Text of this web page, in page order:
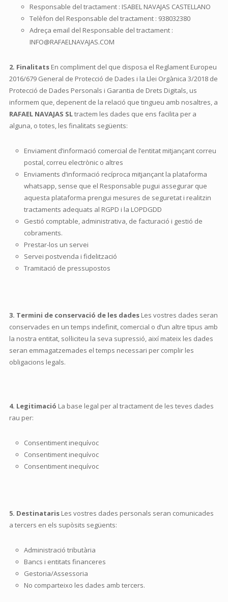
Responsable del tractament : ISABEL NAVAJAS CASTELLANO
Telèfon del Responsable del tractament : 938032380
Adreça email del Responsable del tractament :
INFO@RAFAELNAVAJAS.COM
2. FinalitatsEn compliment del que disposa el Reglament Europeu
2016/679 General de Protecció de Dades i la Llei Orgànica 3/2018 de
Protecció de Dades Personals i Garantia de Drets Digitals, us
informem que, depenent de la relació que tingueu amb nosaltres, a
RAFAEL NAVAJAS SLtractem les dades que ens facilita per a
alguna, o totes, les finalitats següents:
Enviament d’informació comercial de l’entitat mitjançant correu
postal, correu electrònic o altres
Enviaments d’informació recíproca mitjançant la plataforma
whatsapp, sense que el Responsable pugui assegurar que
aquesta plataforma prengui mesures de seguretat i realitzin
tractaments adequats al RGPD i la LOPDGDD
Gestió comptable, administrativa, de facturació i gestió de
cobraments.
Prestar-los un servei
Servei postvenda i fidelització
Tramitació de pressupostos
3. Termini de conservació de les dadesLes vostres dades seran
conservades en un temps indefinit, comercial o d’un altre tipus amb
la nostra entitat, sol·liciteu la seva supressió, així mateix les dades
seran emmagatzemades el temps necessari per complir les
obligacions legals.
4. Legitimació La base legal per al tractament de les teves dades
rau per:
Consentiment inequívoc
Consentiment inequívoc
Consentiment inequívoc
5. DestinatarisLes vostres dades personals seran comunicades
a tercers en els supòsits següents:
Administració tributària
Bancs i entitats financeres
Gestoria/Assessoria
No comparteixo les dades amb tercers.